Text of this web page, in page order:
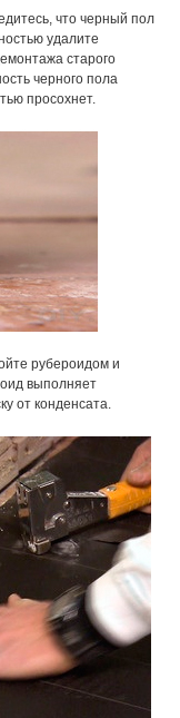
что черный пол
удалите
старого
черного пола
просохнет.
рубероидом и
выполняет
от конденсата.